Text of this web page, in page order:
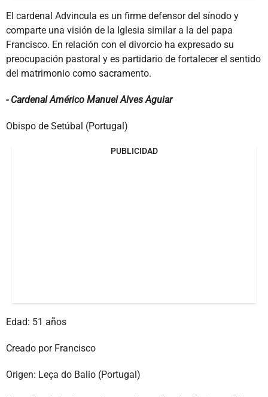
El cardenal Advincula es un firme defensor del sínodo y
comparte una visión de la Iglesia similar a la del papa
Francisco. En relación con el divorcio ha expresado su
preocupación pastoral y es partidario de fortalecer el sentido
del matrimonio como sacramento.
- Cardenal Américo Manuel Alves Aguiar
Obispo de Setúbal (Portugal)
PUBLICIDAD
Edad: 51 años
Creado por Francisco
Origen: Leça do Balio (Portugal)